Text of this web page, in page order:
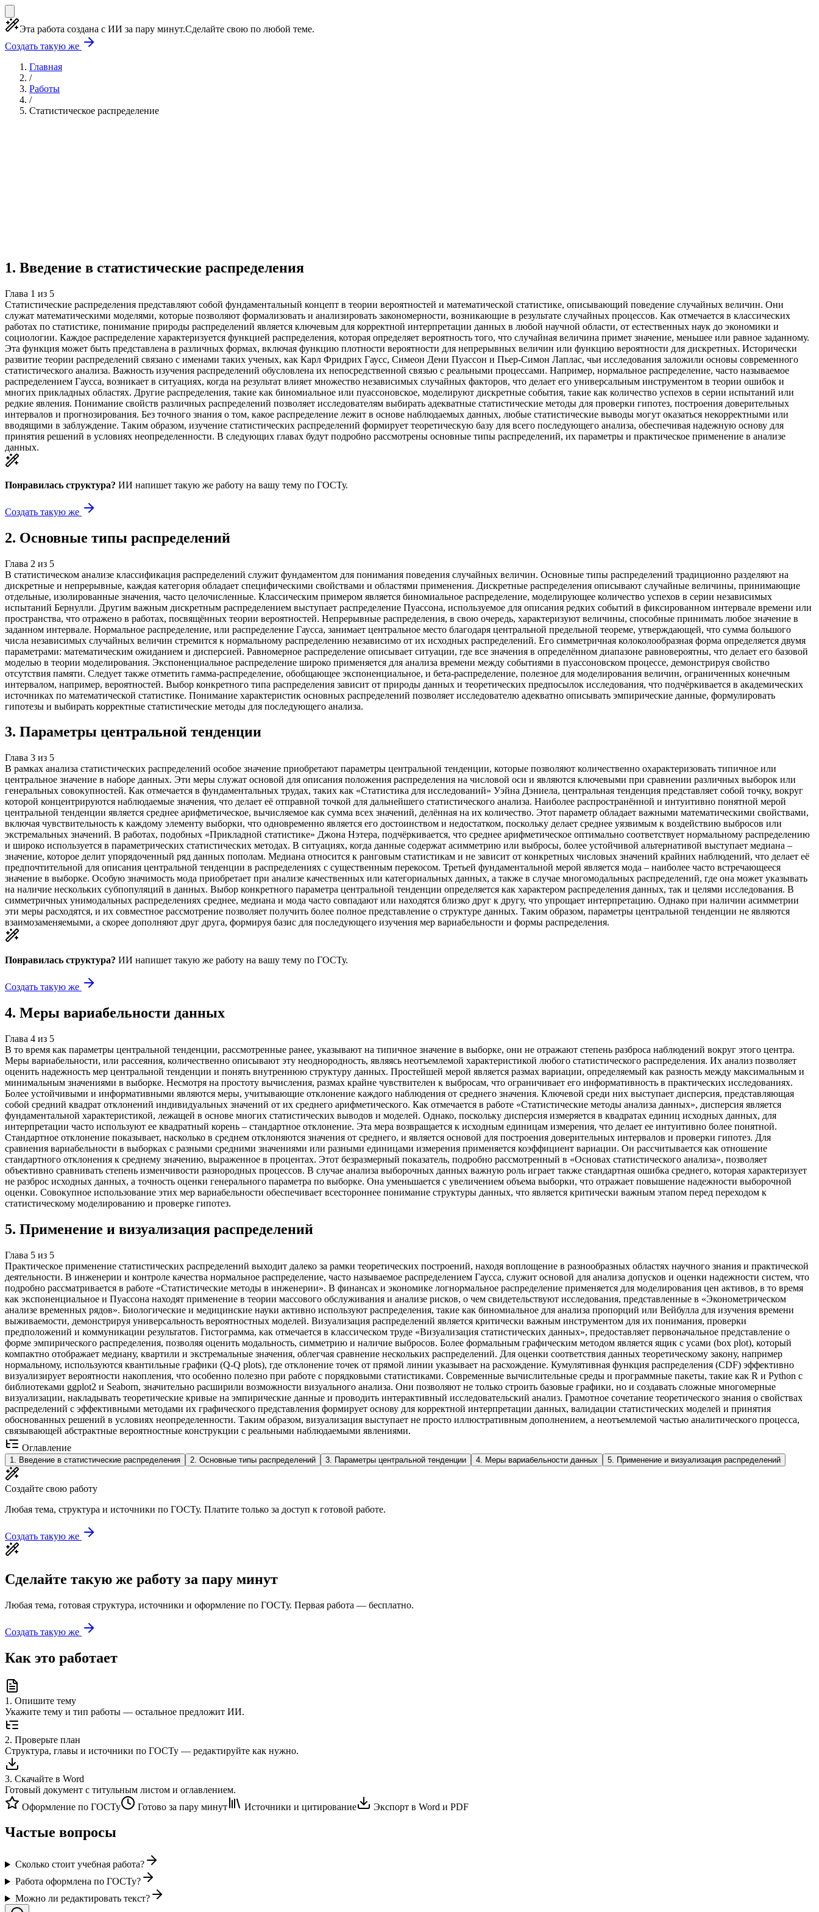
Эта работа создана с ИИ за пару минут.Сделайте свою по любой теме.
Создать такую же
Главная
/
Работы
/
Статистическое распределение
1. Введение в статистические распределения
Глава 1 из 5
Статистические распределения представляют собой фундаментальный концепт в теории вероятностей и математической статистике, описывающий поведение случайных величин. Они
служат математическими моделями, которые позволяют формализовать и анализировать закономерности, возникающие в результате случайных процессов. Как отмечается в классических
работах по статистике, понимание природы распределений является ключевым для корректной интерпретации данных в любой научной области, от естественных наук до экономики и
социологии. Каждое распределение характеризуется функцией распределения, которая определяет вероятность того, что случайная величина примет значение, меньшее или равное заданному.
Эта функция может быть представлена в различных формах, включая функцию плотности вероятности для непрерывных величин или функцию вероятности для дискретных. Исторически
развитие теории распределений связано с именами таких ученых, как Карл Фридрих Гаусс, Симеон Дени Пуассон и Пьер-Симон Лаплас, чьи исследования заложили основы современного
статистического анализа. Важность изучения распределений обусловлена их непосредственной связью с реальными процессами. Например, нормальное распределение, часто называемое
распределением Гаусса, возникает в ситуациях, когда на результат влияет множество независимых случайных факторов, что делает его универсальным инструментом в теории ошибок и
многих прикладных областях. Другие распределения, такие как биномиальное или пуассоновское, моделируют дискретные события, такие как количество успехов в серии испытаний или
редкие явления. Понимание свойств различных распределений позволяет исследователям выбирать адекватные статистические методы для проверки гипотез, построения доверительных
интервалов и прогнозирования. Без точного знания о том, какое распределение лежит в основе наблюдаемых данных, любые статистические выводы могут оказаться некорректными или
вводящими в заблуждение. Таким образом, изучение статистических распределений формирует теоретическую базу для всего последующего анализа, обеспечивая надежную основу для
принятия решений в условиях неопределенности. В следующих главах будут подробно рассмотрены основные типы распределений, их параметры и практическое применение в анализе
данных.
Понравилась структура? ИИ напишет такую же работу на вашу тему по ГОСТу.
Создать такую же
2. Основные типы распределений
Глава 2 из 5
В статистическом анализе классификация распределений служит фундаментом для понимания поведения случайных величин. Основные типы распределений традиционно разделяют на
дискретные и непрерывные, каждая категория обладает специфическими свойствами и областями применения. Дискретные распределения описывают случайные величины, принимающие
отдельные, изолированные значения, часто целочисленные. Классическим примером является биномиальное распределение, моделирующее количество успехов в серии независимых
испытаний Бернулли. Другим важным дискретным распределением выступает распределение Пуассона, используемое для описания редких событий в фиксированном интервале времени или
пространства, что отражено в работах, посвящённых теории вероятностей. Непрерывные распределения, в свою очередь, характеризуют величины, способные принимать любое значение в
заданном интервале. Нормальное распределение, или распределение Гаусса, занимает центральное место благодаря центральной предельной теореме, утверждающей, что сумма большого
числа независимых случайных величин стремится к нормальному распределению независимо от их исходных распределений. Его симметричная колоколообразная форма определяется двумя
параметрами: математическим ожиданием и дисперсией. Равномерное распределение описывает ситуации, где все значения в определённом диапазоне равновероятны, что делает его базовой
моделью в теории моделирования. Экспоненциальное распределение широко применяется для анализа времени между событиями в пуассоновском процессе, демонстрируя свойство
отсутствия памяти. Следует также отметить гамма-распределение, обобщающее экспоненциальное, и бета-распределение, полезное для моделирования величин, ограниченных конечным
интервалом, например, вероятностей. Выбор конкретного типа распределения зависит от природы данных и теоретических предпосылок исследования, что подчёркивается в академических
источниках по математической статистике. Понимание характеристик основных распределений позволяет исследователю адекватно описывать эмпирические данные, формулировать
гипотезы и выбирать корректные статистические методы для последующего анализа.
3. Параметры центральной тенденции
Глава 3 из 5
В рамках анализа статистических распределений особое значение приобретают параметры центральной тенденции, которые позволяют количественно охарактеризовать типичное или
центральное значение в наборе данных. Эти меры служат основой для описания положения распределения на числовой оси и являются ключевыми при сравнении различных выборок или
генеральных совокупностей. Как отмечается в фундаментальных трудах, таких как «Статистика для исследований» Уэйна Дэниела, центральная тенденция представляет собой точку, вокруг
которой концентрируются наблюдаемые значения, что делает её отправной точкой для дальнейшего статистического анализа. Наиболее распространённой и интуитивно понятной мерой
центральной тенденции является среднее арифметическое, вычисляемое как сумма всех значений, делённая на их количество. Этот параметр обладает важными математическими свойствами,
включая чувствительность к каждому элементу выборки, что одновременно является его достоинством и недостатком, поскольку делает среднее уязвимым к воздействию выбросов или
экстремальных значений. В работах, подобных «Прикладной статистике» Джона Нэтера, подчёркивается, что среднее арифметическое оптимально соответствует нормальному распределению
и широко используется в параметрических статистических методах. В ситуациях, когда данные содержат асимметрию или выбросы, более устойчивой альтернативой выступает медиана –
значение, которое делит упорядоченный ряд данных пополам. Медиана относится к ранговым статистикам и не зависит от конкретных числовых значений крайних наблюдений, что делает её
предпочтительной для описания центральной тенденции в распределениях с существенным перекосом. Третьей фундаментальной мерой является мода – наиболее часто встречающееся
значение в выборке. Особую значимость мода приобретает при анализе качественных или категориальных данных, а также в случае многомодальных распределений, где она может указывать
на наличие нескольких субпопуляций в данных. Выбор конкретного параметра центральной тенденции определяется как характером распределения данных, так и целями исследования. В
симметричных унимодальных распределениях среднее, медиана и мода часто совпадают или находятся близко друг к другу, что упрощает интерпретацию. Однако при наличии асимметрии
эти меры расходятся, и их совместное рассмотрение позволяет получить более полное представление о структуре данных. Таким образом, параметры центральной тенденции не являются
взаимозаменяемыми, а скорее дополняют друг друга, формируя базис для последующего изучения мер вариабельности и формы распределения.
Понравилась структура? ИИ напишет такую же работу на вашу тему по ГОСТу.
Создать такую же
4. Меры вариабельности данных
Глава 4 из 5
В то время как параметры центральной тенденции, рассмотренные ранее, указывают на типичное значение в выборке, они не отражают степень разброса наблюдений вокруг этого центра.
Меры вариабельности, или рассеяния, количественно описывают эту неоднородность, являясь неотъемлемой характеристикой любого статистического распределения. Их анализ позволяет
оценить надежность мер центральной тенденции и понять внутреннюю структуру данных. Простейшей мерой является размах вариации, определяемый как разность между максимальным и
минимальным значениями в выборке. Несмотря на простоту вычисления, размах крайне чувствителен к выбросам, что ограничивает его информативность в практических исследованиях.
Более устойчивыми и информативными являются меры, учитывающие отклонение каждого наблюдения от среднего значения. Ключевой среди них выступает дисперсия, представляющая
собой средний квадрат отклонений индивидуальных значений от их среднего арифметического. Как отмечается в работе «Статистические методы анализа данных», дисперсия является
фундаментальной характеристикой, лежащей в основе многих статистических выводов и моделей. Однако, поскольку дисперсия измеряется в квадратах единиц исходных данных, для
интерпретации часто используют ее квадратный корень – стандартное отклонение. Эта мера возвращается к исходным единицам измерения, что делает ее интуитивно более понятной.
Стандартное отклонение показывает, насколько в среднем отклоняются значения от среднего, и является основой для построения доверительных интервалов и проверки гипотез. Для
сравнения вариабельности в выборках с разными средними значениями или разными единицами измерения применяется коэффициент вариации. Он рассчитывается как отношение
стандартного отклонения к среднему значению, выраженное в процентах. Этот безразмерный показатель, подробно рассмотренный в «Основах статистического анализа», позволяет
объективно сравнивать степень изменчивости разнородных процессов. В случае анализа выборочных данных важную роль играет также стандартная ошибка среднего, которая характеризует
не разброс исходных данных, а точность оценки генерального параметра по выборке. Она уменьшается с увеличением объема выборки, что отражает повышение надежности выборочной
оценки. Совокупное использование этих мер вариабельности обеспечивает всестороннее понимание структуры данных, что является критически важным этапом перед переходом к
статистическому моделированию и проверке гипотез.
5. Применение и визуализация распределений
Глава 5 из 5
Практическое применение статистических распределений выходит далеко за рамки теоретических построений, находя воплощение в разнообразных областях научного знания и практической
деятельности. В инженерии и контроле качества нормальное распределение, часто называемое распределением Гаусса, служит основой для анализа допусков и оценки надежности систем, что
подробно рассматривается в работе «Статистические методы в инженерии». В финансах и экономике логнормальное распределение применяется для моделирования цен активов, в то время
как экспоненциальное и Пуассона находят применение в теории массового обслуживания и анализе рисков, о чем свидетельствуют исследования, представленные в «Эконометрическом
анализе временных рядов». Биологические и медицинские науки активно используют распределения, такие как биномиальное для анализа пропорций или Вейбулла для изучения времени
выживаемости, демонстрируя универсальность вероятностных моделей. Визуализация распределений является критически важным инструментом для их понимания, проверки
предположений и коммуникации результатов. Гистограмма, как отмечается в классическом труде «Визуализация статистических данных», предоставляет первоначальное представление о
форме эмпирического распределения, позволяя оценить модальность, симметрию и наличие выбросов. Более формальным графическим методом является ящик с усами (box plot), который
компактно отображает медиану, квартили и экстремальные значения, облегчая сравнение нескольких распределений. Для оценки соответствия данных теоретическому закону, например
нормальному, используются квантильные графики (Q-Q plots), где отклонение точек от прямой линии указывает на расхождение. Кумулятивная функция распределения (CDF) эффективно
визуализирует вероятности накопления, что особенно полезно при работе с порядковыми статистиками. Современные вычислительные среды и программные пакеты, такие как R и Python с
библиотеками ggplot2 и Seaborn, значительно расширили возможности визуального анализа. Они позволяют не только строить базовые графики, но и создавать сложные многомерные
визуализации, накладывать теоретические кривые на эмпирические данные и проводить интерактивный исследовательский анализ. Грамотное сочетание теоретического знания о свойствах
распределений с эффективными методами их графического представления формирует основу для корректной интерпретации данных, валидации статистических моделей и принятия
обоснованных решений в условиях неопределенности. Таким образом, визуализация выступает не просто иллюстративным дополнением, а неотъемлемой частью аналитического процесса,
связывающей абстрактные вероятностные конструкции с реальными наблюдаемыми явлениями.
Оглавление
1 Введение в статистические распределения 2 Основные типы распределений 3 Параметры центральной тенденции 4 Меры вариабельности данных 5 Применение и визуализация распределений
Создайте свою работу
Любая тема, структура и источники по ГОСТу. Платите только за доступ к готовой работе.
Создать такую же
Сделайте такую же работу за пару минут
Любая тема, готовая структура, источники и оформление по ГОСТу. Первая работа — бесплатно.
Создать такую же
Как это работает
1 . Опишите тему
Укажите тему и тип работы — остальное предложит ИИ.
2. Проверьте план
Структура, главы и источники по ГОСТу — редактируйте как нужно.
3. Скачайте в Word
Готовый документ с титульным листом и оглавлением.
Оформление по ГОСТу
Готово за пару минут Источники и цитирование Экспорт в Word и PDF
Частые вопросы
Сколько стоит учебная работа?
Работа оформлена по ГОСТу?
Можно ли редактировать текст?